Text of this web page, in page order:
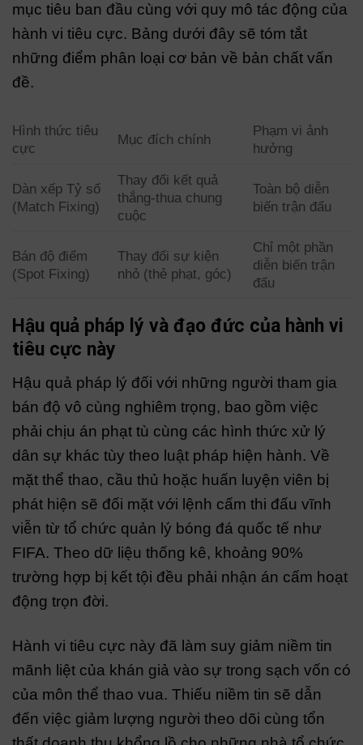
mục tiêu ban đầu cùng với quy mô tác động của
hành vi tiêu cực. Bảng dưới đây sẽ tóm tắt
những điểm phân loại cơ bản về bản chất vấn
đề.
Hình thức tiêu
cực
Mục đích chính
Phạm vi ảnh
hưởng
Dàn xếp Tỷ số
(Match Fixing)
Thay đổi kết quả
thắng-thua chung
cuộc
Toàn bộ diễn
biến trận đấu
Bán độ điểm
(Spot Fixing)
Thay đổi sự kiện
nhỏ (thẻ phạt, góc)
Chỉ một phần
diễn biến trận
đấu
Hậu quả pháp lý và đạo đức của hành vi
tiêu cực này
Hậu quả pháp lý đối với những người tham gia
bán độ vô cùng nghiêm trọng, bao gồm việc
phải chịu án phạt tù cùng các hình thức xử lý
dân sự khác tùy theo luật pháp hiện hành. Về
mặt thể thao, cầu thủ hoặc huấn luyện viên bị
phát hiện sẽ đối mặt với lệnh cấm thi đấu vĩnh
viễn từ tổ chức quản lý bóng đá quốc tế như
FIFA. Theo dữ liệu thống kê, khoảng 90%
trường hợp bị kết tội đều phải nhận án cấm hoạt
động trọn đời.
Hành vi tiêu cực này đã làm suy giảm niềm tin
mãnh liệt của khán giả vào sự trong sạch vốn có
của môn thể thao vua. Thiếu niềm tin sẽ dẫn
đến việc giảm lượng người theo dõi cùng tổn